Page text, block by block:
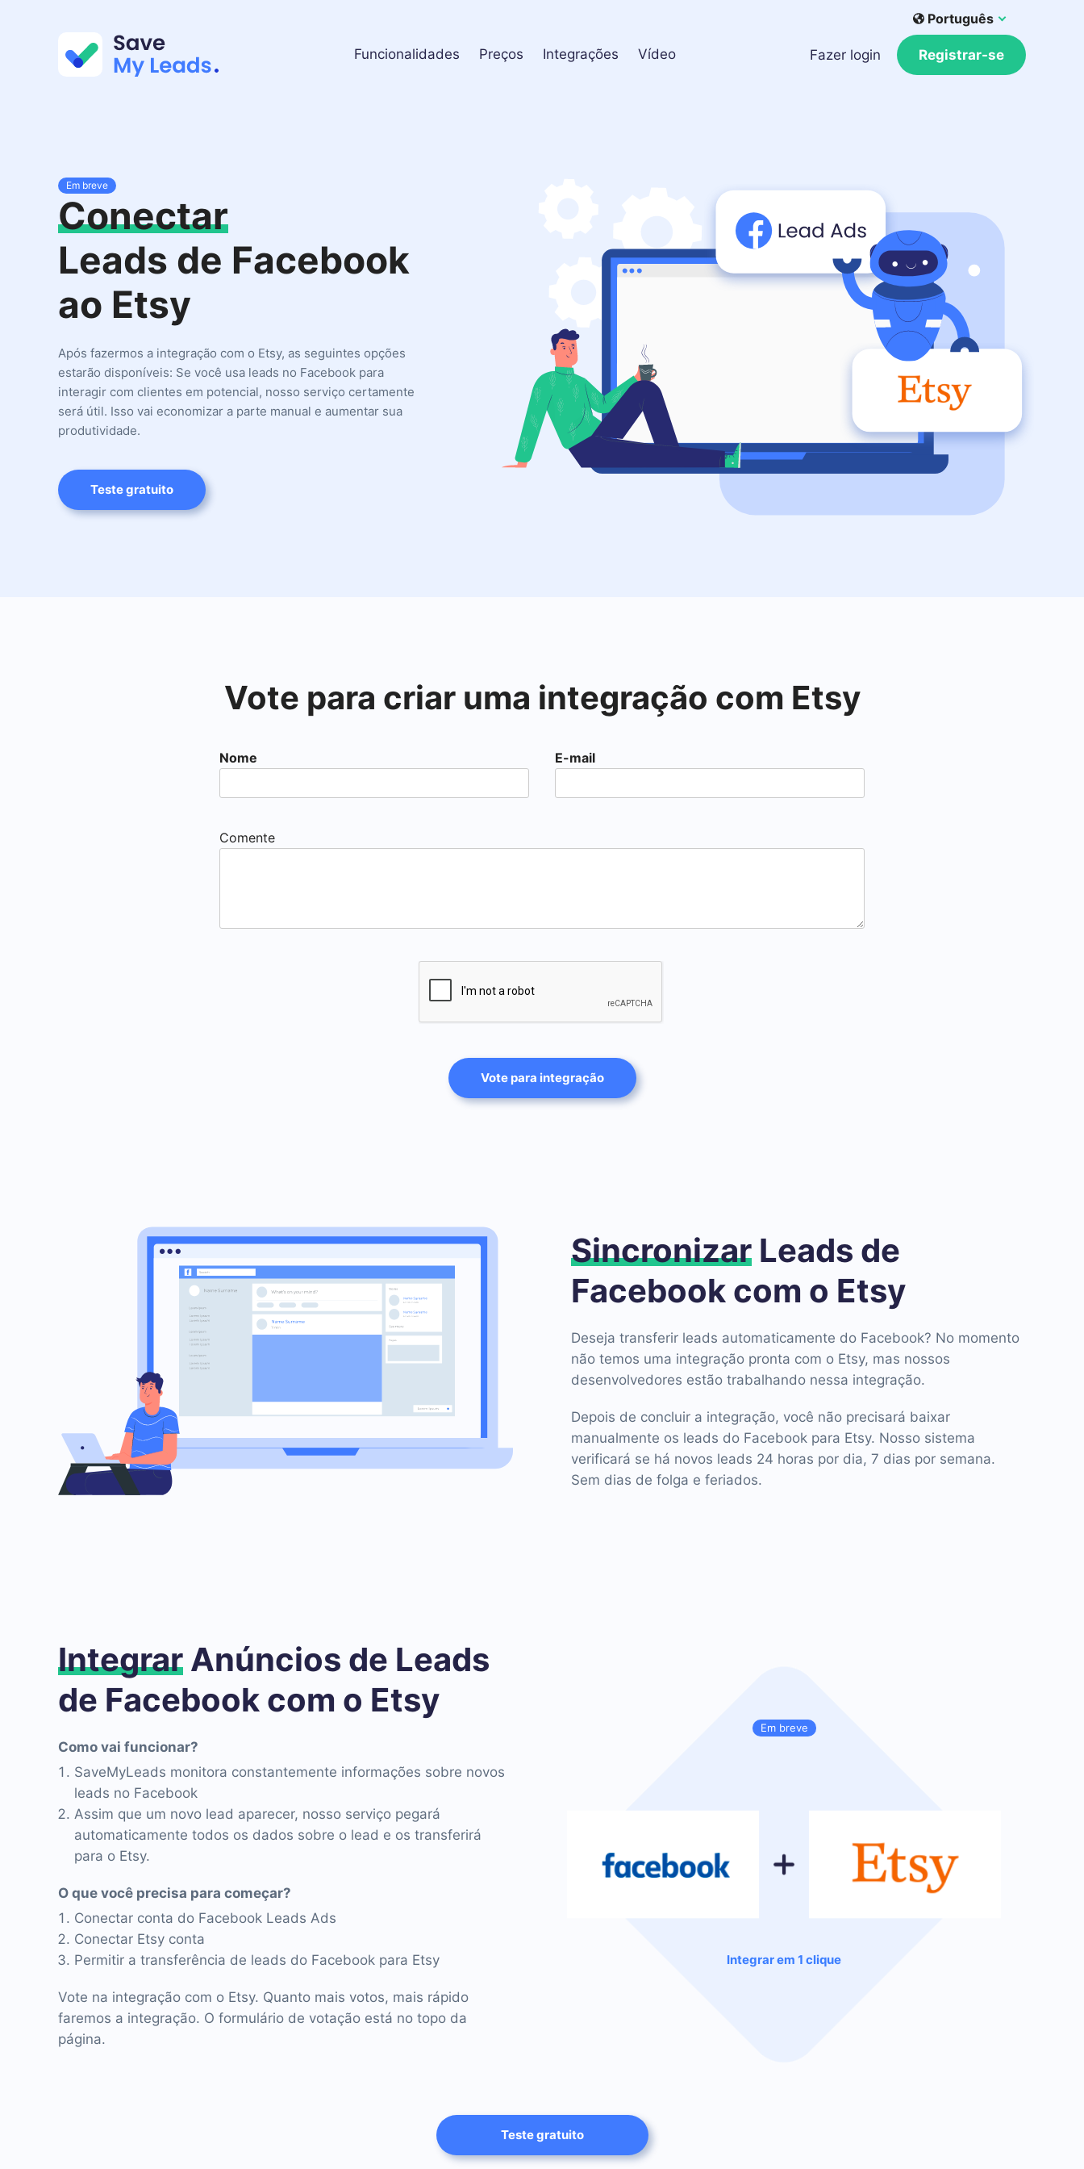
Funcionalidades Preços Integrações Vídeo
Português
Fazer login Registrar-se
Em breve
Conectar
Leads de Facebook
ao Etsy
Após fazermos a integração com o Etsy, as seguintes opções
estarão disponíveis: Se você usa leads no Facebook para
interagir com clientes em potencial, nosso serviço certamente
será útil. Isso vai economizar a parte manual e aumentar sua
produtividade.
Teste gratuito
Vote para criar uma integração com Etsy
Nome E-mail
Comente
Vote para integração
Sincronizar Leads de
Facebook com o Etsy
Deseja transferir leads automaticamente do Facebook? No momento
não temos uma integração pronta com o Etsy, mas nossos
desenvolvedores estão trabalhando nessa integração.
Depois de concluir a integração, você não precisará baixar
manualmente os leads do Facebook para Etsy. Nosso sistema
verificará se há novos leads 24 horas por dia, 7 dias por semana.
Sem dias de folga e feriados.
Em breve
Integrar em 1 clique
Integrar Anúncios de Leads
de Facebook com o Etsy
Como vai funcionar?
SaveMyLeads monitora constantemente informações sobre novos
leads no Facebook
Assim que um novo lead aparecer, nosso serviço pegará
automaticamente todos os dados sobre o lead e os transferirá
para o Etsy.
O que você precisa para começar?
Conectar conta do Facebook Leads Ads
Conectar Etsy conta
Permitir a transferência de leads do Facebook para Etsy
Vote na integração com o Etsy. Quanto mais votos, mais rápido
faremos a integração. O formulário de votação está no topo da
página.
Teste gratuito